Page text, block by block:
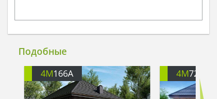
Подобные
4M166A 4M722